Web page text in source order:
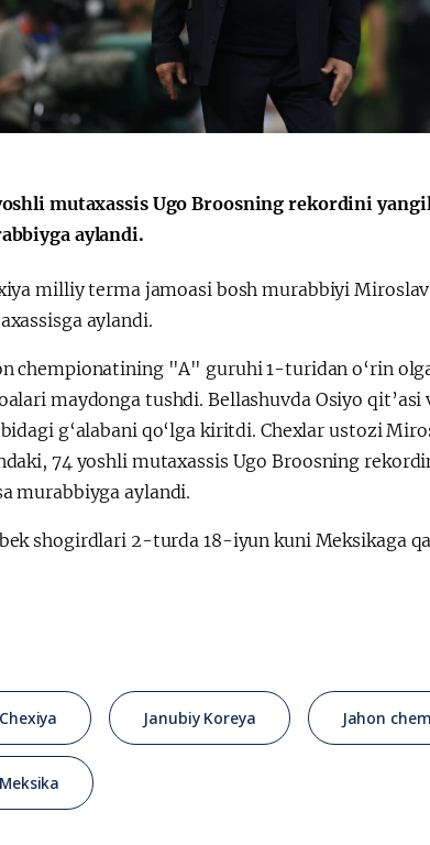
Қарор ва ижро
mutaxassis Ugo Broosning rekordini
aylandi.
milliy terma jamoasi bosh murabbiyi
aylandi.
chempionatining "A" guruhi 1-turidan o‘rin
maydonga tushdi. Bellashuvda Osiyo
g‘alabani qo‘lga kiritdi. Chexlar ustozi
74 yoshli mutaxassis Ugo Broosning
murabbiyga aylandi.
shogirdlari 2-turda 18-iyun kuni Meksikaga
Chexiya Janubiy Koreya Jahon
Meksika